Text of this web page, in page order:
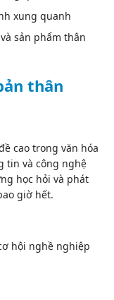
xung quanh
sản phẩm thân
thân
cao trong văn hóa
tin và công nghệ
học hỏi và phát
giờ hết.
hội nghề nghiệp